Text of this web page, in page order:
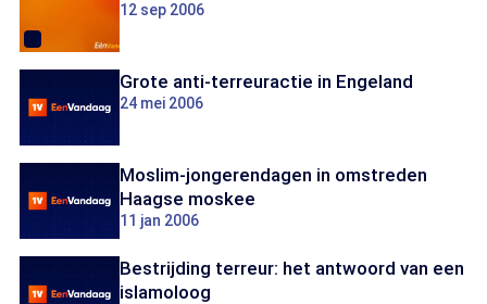
12 sep 2006
Grote anti-terreuractie in Engeland
24 mei 2006
Moslim-jongerendagen in omstreden
Haagse moskee
11 jan 2006
Bestrijding terreur: het antwoord van een
islamoloog